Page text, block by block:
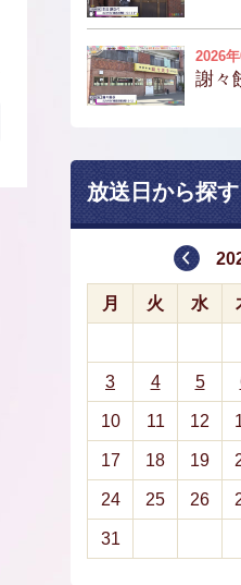
2026
謝々
放送日から探す
月 火 水
3 4 5
10 11 12
17 18 19
24 25 26
31